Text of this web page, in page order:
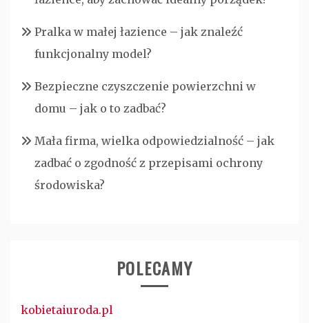
Pralka w małej łazience – jak znaleźć
funkcjonalny model?
Bezpieczne czyszczenie powierzchni w
domu – jak o to zadbać?
Mała firma, wielka odpowiedzialność – jak
zadbać o zgodność z przepisami ochrony
środowiska?
POLECAMY
kobietaiuroda.pl